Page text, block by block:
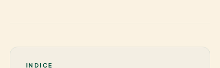
INDICE